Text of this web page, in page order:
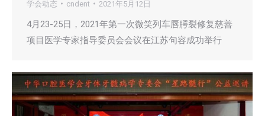
学会动态 cndent 2021年5月12日
4月23-25日，2021年第一次微笑列车唇腭裂修复慈善
项目医学专家指导委员会会议在江苏句容成功举行